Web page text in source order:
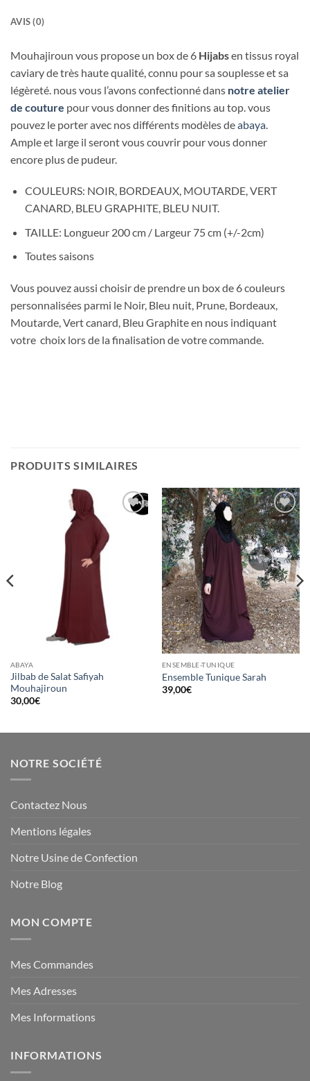
AVIS (0)
Mouhajiroun vous propose un box de 6 Hijabsen tissus royal
caviary de très haute qualité, connu pour sa souplesse et sa
légèreté. nous vous l’avons confectionné dans notre atelier
de couture pour vous donner des finitions au top. vous
pouvez le porter avec nos différents modèles deabaya
Ample et large il seront vous couvrir pour vous donner
encore plus de pudeur.
COULEURS: NOIR, BORDEAUX, MOUTARDE, VERT
CANARD, BLEU GRAPHITE, BLEU NUIT.
TAILLE: Longueur 200 cm / Largeur 75 cm (+/-2cm)
Toutes saisons
Vous pouvez aussi choisir de prendre un box de 6 couleurs
personnalisées parmi le Noir, Bleu nuit, Prune, Bordeaux,
Moutarde, Vert canard, Bleu Graphite en nous indiquant
votre choix lors de la finalisation de votre commande.
PRODUITS SIMILAIRES
ABAYA
Jilbab de Salat Safiyah
Mouhajiroun
30,00€
Ajouter
à la liste
d’envies
ENSEMBLE-TUNIQUE
Ensemble Tunique Sarah
39,00€
NOTRE SOCIÉTÉ
Contactez Nous
Mentions légales
Notre Usine de Confection
Notre Blog
MON COMPTE
Mes Commandes
Mes Adresses
Mes Informations
INFORMATIONS